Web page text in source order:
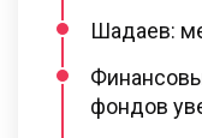
Шадаев:
фондов